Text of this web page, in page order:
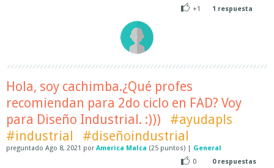
+1
1 respuesta
Hola, soy cachimba.¿Qué profes
recomiendan para 2do ciclo en FAD? Voy
para Diseño Industrial. :)))
#ayudapls
#industrial
#diseñoindustrial
preguntado Ago 8, 2021 por America Malca (25 puntos) | General
0
0respuestas